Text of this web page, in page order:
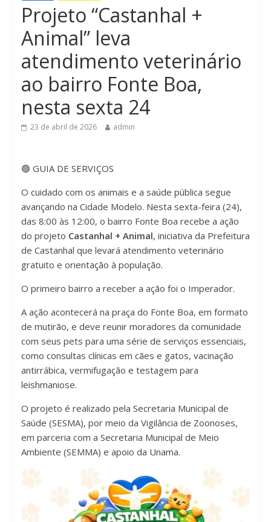
Projeto “Castanhal +
Animal” leva
atendimento veterinário
ao bairro Fonte Boa,
nesta sexta 24
23 de abril de 2026 admin
🟢 GUIA DE SERVIÇOS
O cuidado com os animais e a saúde pública segue
avançando na Cidade Modelo. Nesta sexta-feira (24),
das 8:00 às 12:00, o bairro Fonte Boa recebe a ação
do projeto Castanhal + Animal, iniciativa da Prefeitura
de Castanhal que levará atendimento veterinário
gratuito e orientação à população.
O primeiro bairro a receber a ação foi o Imperador.
A ação acontecerá na praça do Fonte Boa, em formato
de mutirão, e deve reunir moradores da comunidade
com seus pets para uma série de serviços essenciais,
como consultas clínicas em cães e gatos, vacinação
antirrábica, vermifugação e testagem para
leishmaniose.
O projeto é realizado pela Secretaria Municipal de
Saúde (SESMA), por meio da Vigilância de Zoonoses,
em parceria com a Secretaria Municipal de Meio
Ambiente (SEMMA) e apoio da Unama.